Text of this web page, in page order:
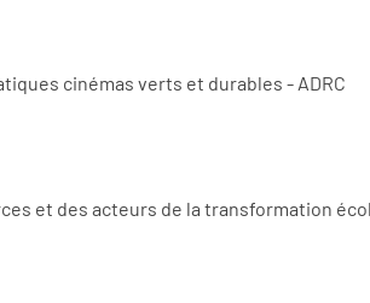
cinémas verts et durables - ADRC
et des acteurs de la transformation